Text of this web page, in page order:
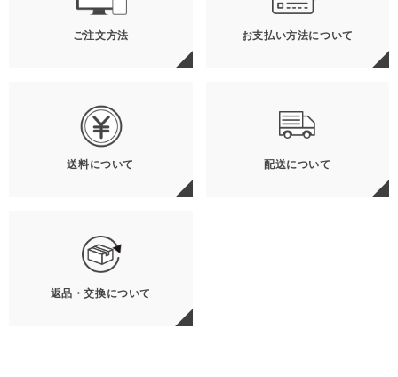
ご注文方法 お支払い方法について
送料について 配送について
返品・交換について